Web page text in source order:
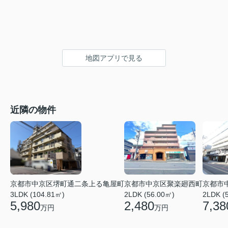
地図アプリで見る
近隣の物件
京都市中京区堺町通二条上る亀屋町
3LDK (104.81㎡)
5,980万円
京都市中京区聚楽廻西町
2LDK (56.00㎡)
2,480万円
京都市
2LDK